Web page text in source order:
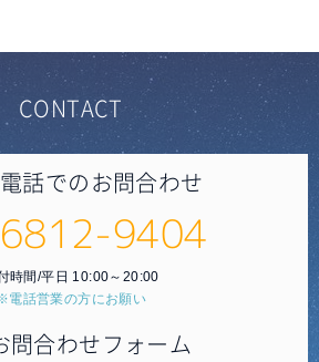
CONTACT
話でのお問合わせ
9404
時間/平日 10:00～20:00
電話営業の方にお願い
問合わせフォーム